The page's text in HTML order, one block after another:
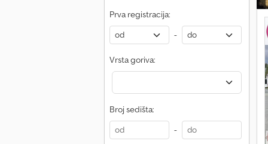
Prva registracija:
-
Vrsta goriva:
Broj sedišta:
-